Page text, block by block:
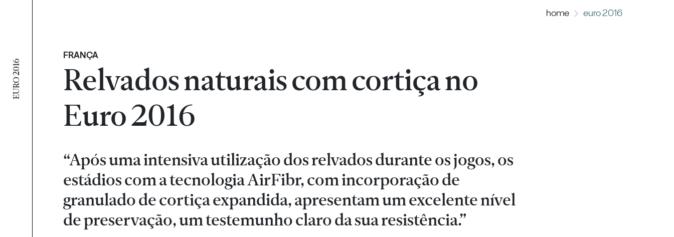
EURO 2016
home euro 2016
FRANÇA
Relvados naturais com cortiça no
Euro 2016
“Após uma intensiva utilização dos relvados durante os jogos, os
estádios com a tecnologia AirFibr, com incorporação de
granulado de cortiça expandida, apresentam um excelente nível
de preservação, um testemunho claro da sua resistência.”